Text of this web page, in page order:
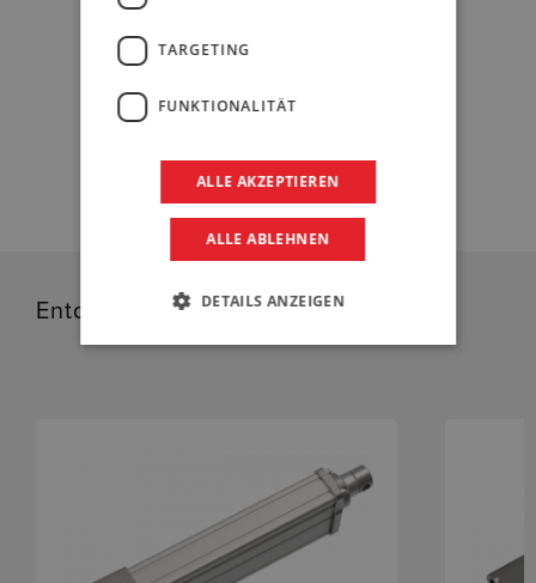
Entdecken Sie verwandte Produkte
TARGETING
FUNKTIONALITÄT
ALLE AKZEPTIEREN
ALLE ABLEHNEN
DETAILS ANZEIGEN